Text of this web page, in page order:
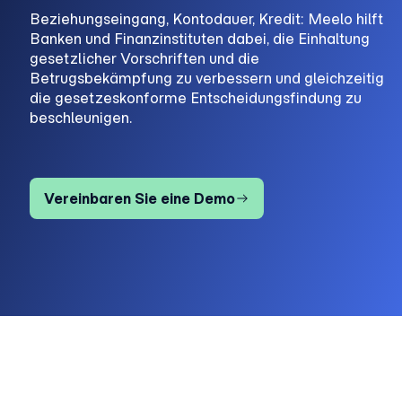
Beziehungseingang, Kontodauer, Kredit: Meelo hilft
Banken und Finanzinstituten dabei, die Einhaltung
gesetzlicher Vorschriften und die
Betrugsbekämpfung zu verbessern und gleichzeitig
die gesetzeskonforme Entscheidungsfindung zu
beschleunigen.
Vereinbaren Sie eine Demo